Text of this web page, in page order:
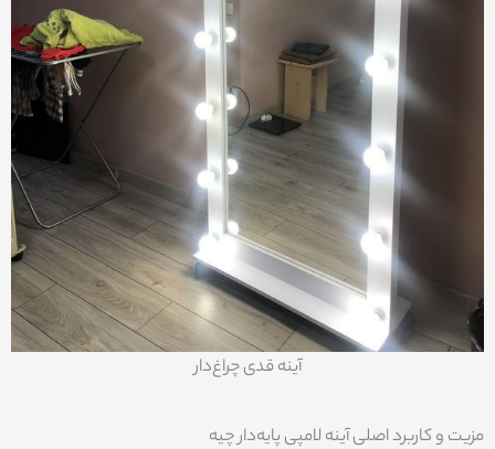
آینه قدی چراغ‌دار
مزیت و کاربرد اصلی آینه لامپی پایه‌دار چیه